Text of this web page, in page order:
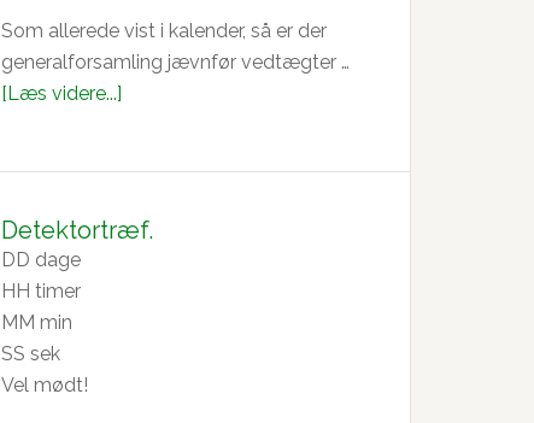
Som allerede vist i kalender, så er der
generalforsamling jævnfør vedtægter …
[Læs videre...]
Detektortræf.
DD dage
HH timer
MM min
SS sek
Vel mødt!